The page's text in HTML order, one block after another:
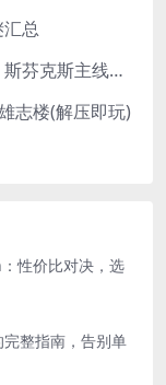
总
刺客信条奥德赛唤醒神话谜题答案 斯芬克斯主线攻略
志楼(解压即玩)
性价比对决，选
整指南，告别单